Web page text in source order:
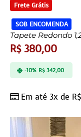
Frete Grátis
SOB ENCOMENDA
Tapete Redondo
R$380,00
Em até 3x de R$
-10% R$342,00